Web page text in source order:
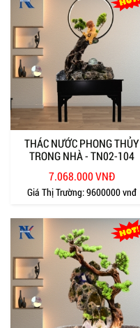
THÁC NƯỚC PHONG THỦY
TRONG NHÀ - TN02-104
7.068.000 VNĐ
Giá Thị Trường:9600000 vnđ